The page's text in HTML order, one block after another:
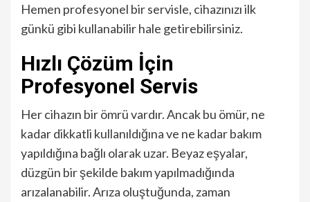
Hemen profesyonel bir servisle, cihazınızı ilk
günkü gibi kullanabilir hale getirebilirsiniz.
Hızlı Çözüm İçin
Profesyonel Servis
Her cihazın bir ömrü vardır. Ancak bu ömür, ne
kadar dikkatli kullanıldığına ve ne kadar bakım
yapıldığına bağlı olarak uzar. Beyaz eşyalar,
düzgün bir şekilde bakım yapılmadığında
arızalanabilir. Arıza oluştuğunda, zaman